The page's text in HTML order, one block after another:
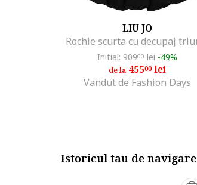
LIU JO
Initial: 90900 lei -49%
de la 45500lei
Vandut de Fashion Days
Istoricul tau de navigare